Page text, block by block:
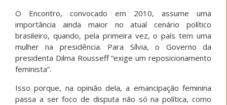
O Encontro, convocado em 2010, assume uma
importância ainda maior no atual cenário político
brasileiro, quando, pela primeira vez, o país tem uma
mulher na presidência. Para Sílvia, o Governo da
presidenta Dilma Rousseff “exige um reposicionamento
feminista”.
Isso porque, na opinião dela, a emancipação feminina
passa a ser foco de disputa não só na política, como